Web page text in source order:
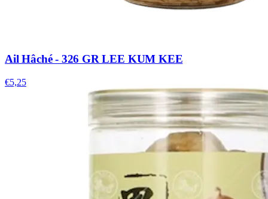
Ail Hâché - 326 GR LEE KUM KEE
€5,25